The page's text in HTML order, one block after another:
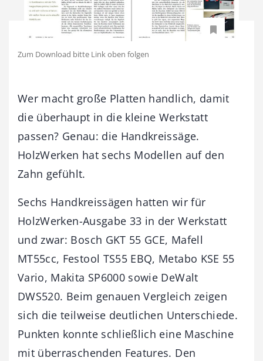
Zum Download bitte Link oben folgen
Wer macht große Platten handlich, damit
die überhaupt in die kleine Werkstatt
passen? Genau: die Handkreissäge.
HolzWerken hat sechs Modellen auf den
Zahn gefühlt.
Sechs Handkreissägen hatten wir für
HolzWerken-Ausgabe 33 in der Werkstatt
und zwar: Bosch GKT 55 GCE, Mafell
MT55cc, Festool TS55 EBQ, Metabo KSE 55
Vario, Makita SP6000 sowie DeWalt
DWS520. Beim genauen Vergleich zeigen
sich die teilweise deutlichen Unterschiede.
Punkten konnte schließlich eine Maschine
mit überraschenden Features. Den